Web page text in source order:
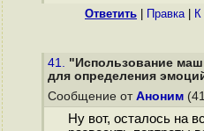
Ответить Правка|
41. "Использование
для определения
Сообщение от Аноним
Ну вот, осталось на